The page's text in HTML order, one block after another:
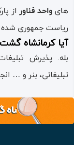
هایواحد فناور از
ریاست جمهوری
آیا کرمانشاه
بله. پذیرش
تبلیغاتی، بنر و …